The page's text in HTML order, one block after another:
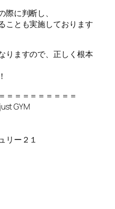
に判断し、
ことも実施しております
りますので、正しく根本
＝＝＝＝＝＝＝＝＝
GYM
リー２１